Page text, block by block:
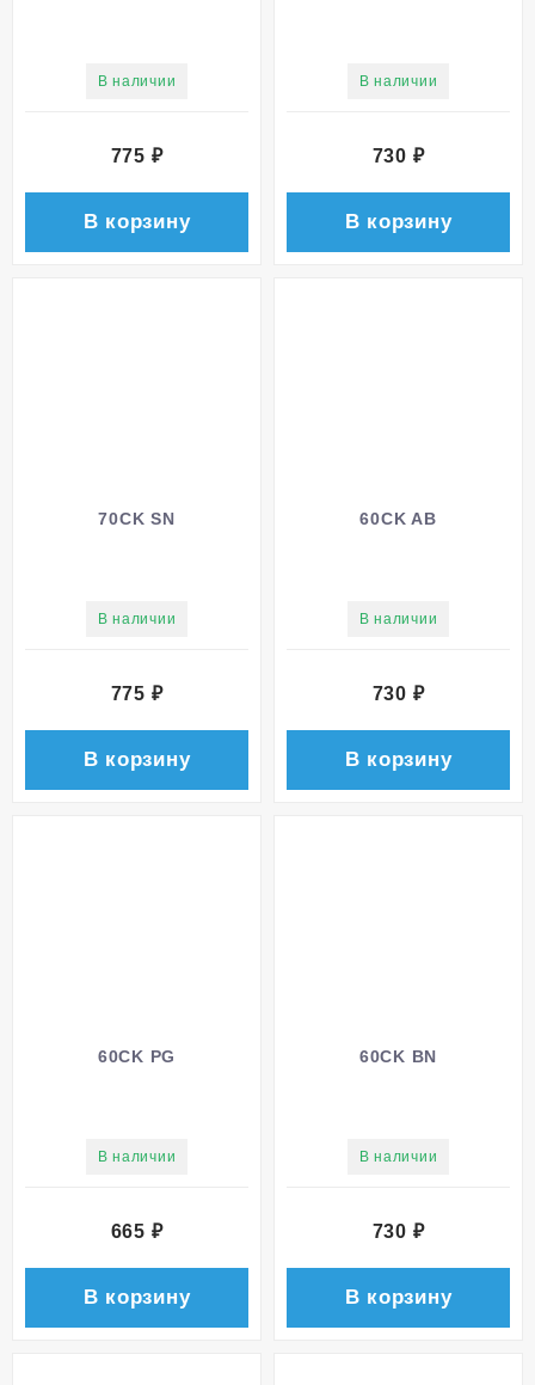
В наличии
775 ₽
В корзину
В наличии
730 ₽
В корзину
70CK SN
В наличии
775 ₽
В корзину
60CK AB
В наличии
730 ₽
В корзину
60CK PG
В наличии
665 ₽
В корзину
60CK BN
В наличии
730 ₽
В корзину